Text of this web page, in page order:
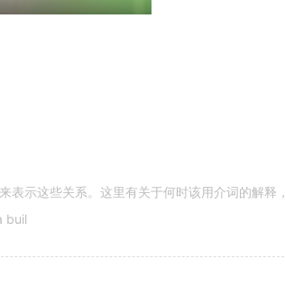
示这些关系。这里有关于何时该用介词的解释，
buil